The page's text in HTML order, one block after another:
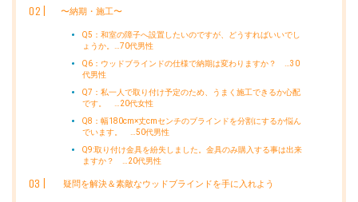
〜納期・施工〜
Q5：和室の障子へ設置したいのですが、どうすればいいでし
ょうか。…70代男性
Q6：ウッドブラインドの仕様で納期は変わりますか？ …30
代男性
Q7：私一人で取り付け予定のため、うまく施工できるか心配
です。 …20代女性
Q8：幅180cm×丈cmセンチのブラインドを分割にするか悩ん
でいます。 …50代男性
Q9:取り付け金具を紛失しました。金具のみ購入する事は出来
ますか？ …20代男性
疑問を解決＆素敵なウッドブラインドを手に入れよう